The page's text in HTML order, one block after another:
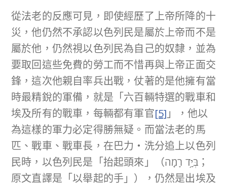
從法老的反應可見，即使經歷了上帝所降的十
災，他仍然不承認以色列民是屬於上帝而不是
屬於他，仍然視以色列民為自己的奴隸，並為
要取回這些免費的勞工而不惜再與上帝正面交
鋒，這次他親自率兵出戰，仗著的是他擁有當
時最精銳的軍備，就是「六百輛特選的戰車和
埃及所有的戰車，每輛都有軍官[5]」，他以
為這樣的軍力必定得勝無疑。而當法老的馬
匹、戰車、戰車長，在巴力‧洗分追上以色列
民時，以色列民是「抬起頭來」（בְּיָ֥ד רָמָֽה；
原文直譯是「以舉起的手」），仍然是出埃及